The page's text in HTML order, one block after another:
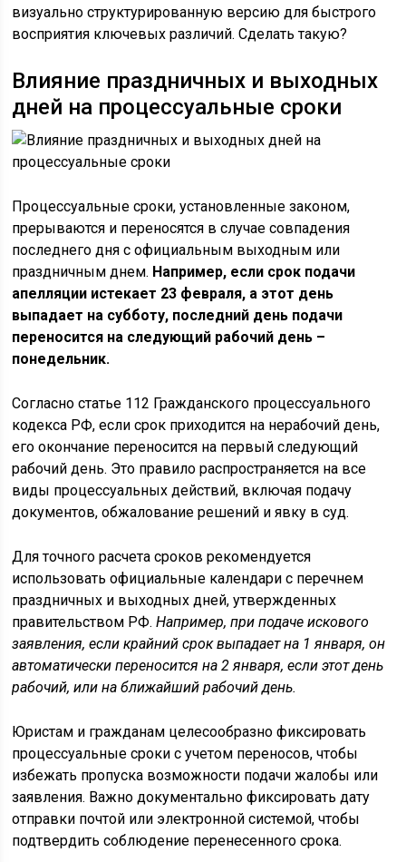
визуально структурированную версию для быстрого
восприятия ключевых различий. Сделать такую?
Влияние праздничных и выходных
дней на процессуальные сроки
Процессуальные сроки, установленные законом,
прерываются и переносятся в случае совпадения
последнего дня с официальным выходным или
праздничным днем. Например, если срок подачи
апелляции истекает 23 февраля, а этот день
выпадает на субботу, последний день подачи
переносится на следующий рабочий день –
понедельник.
Согласно статье 112 Гражданского процессуального
кодекса РФ, если срок приходится на нерабочий день,
его окончание переносится на первый следующий
рабочий день. Это правило распространяется на все
виды процессуальных действий, включая подачу
документов, обжалование решений и явку в суд.
Для точного расчета сроков рекомендуется
использовать официальные календари с перечнем
праздничных и выходных дней, утвержденных
правительством РФ.Например, при подаче искового
заявления, если крайний срок выпадает на 1 января, он
автоматически переносится на 2 января, если этот день
рабочий, или на ближайший рабочий день.
Юристам и гражданам целесообразно фиксировать
процессуальные сроки с учетом переносов, чтобы
избежать пропуска возможности подачи жалобы или
заявления. Важно документально фиксировать дату
отправки почтой или электронной системой, чтобы
подтвердить соблюдение перенесенного срока.